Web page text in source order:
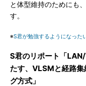
と体型維持のためにも
す。
※S君が勉強するようになった
S君のリポート「
たす、VLSMと経路
グ方式」